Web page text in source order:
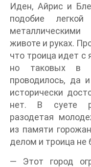
Иден, Айрис и
подобие
животе и руках.
что троица идет с
но таковых в
проводилось, да
исторически
нет. В суете
разодетая
из памяти
делом и троица
— Этот город